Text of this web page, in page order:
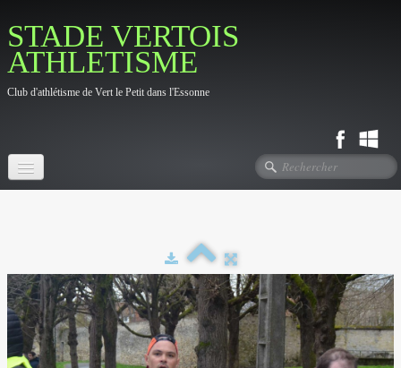
STADE VERTOIS
ATHLETISME
Club d'athlétisme de Vert le Petit dans l'Essonne
Photos▼
Contact